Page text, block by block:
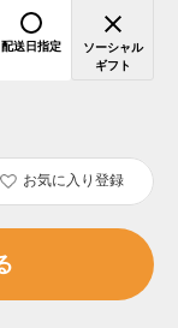
配送日指定
ソーシャル
ギフト
お気に入り登録